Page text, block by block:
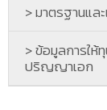
> มาตรฐานแล
> ข้อมูลการให้
ปริญญาเอก